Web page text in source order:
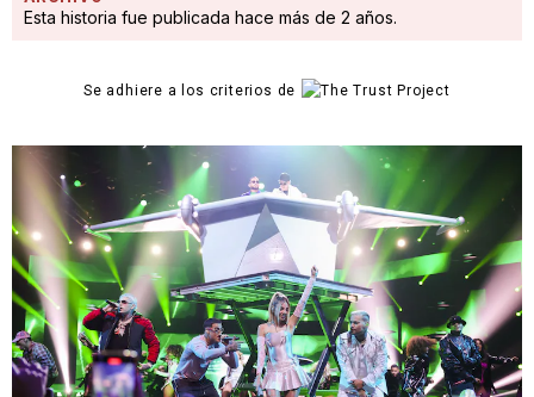
Esta historia fue publicada hace más de 2 años.
Se adhiere a los criterios de